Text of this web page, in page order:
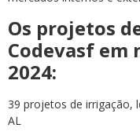
Os projetos
Codevasf em
2024:
39 projetos de irrigação,
AL